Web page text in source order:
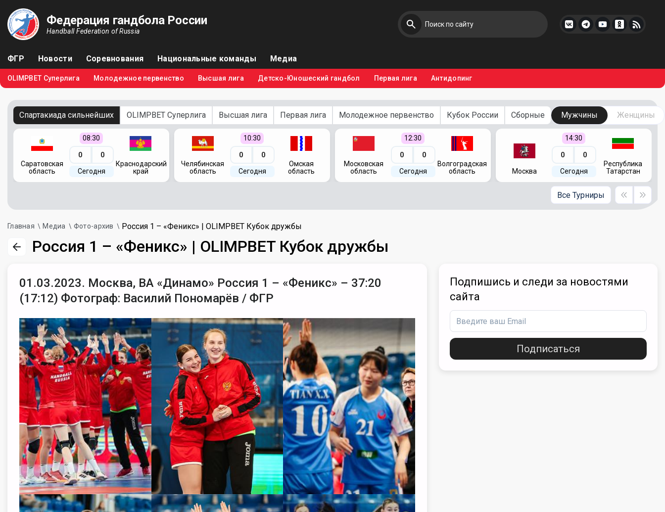
Федерация гандбола России
Handball Federation of Russia
ФГР Новости Соревнования Национальные команды Медиа
OLIMPBET Суперлига Молодежное первенство Высшая лига Детско-Юношеский гандбол Первая лига Антидопинг
Спартакиада сильнейших OLIMPBET Суперлига Высшая лига Первая лига Молодежное первенство Кубок России Сборные Мужчины Женщины
Саратовская
область
08:30
0 0
Сегодня
Краснодарский
край
Челябинская
область
10:30
0 0
Сегодня
Омская
область
Московская
область
12:30
0 0
Сегодня
Волгоградская
область
Москва
14:30
0 0
Сегодня
Республика
Татарстан
Все Турниры
Главная Медиа Фото-архив Россия 1 – «Феникс» | OLIMPBET Кубок дружбы
Россия 1 – «Феникс» | OLIMPBET Кубок дружбы
01.03.2023. Москва, ВА «Динамо» Россия 1 – «Феникс» – 37:20
(17:12) Фотограф: Василий Пономарёв / ФГР
Подпишись и следи за новостями
сайта
Подписаться